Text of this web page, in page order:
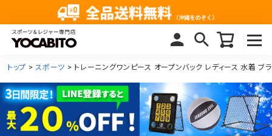
トップ スポーツ トレーニングワンピース オープンバック レディース 水着